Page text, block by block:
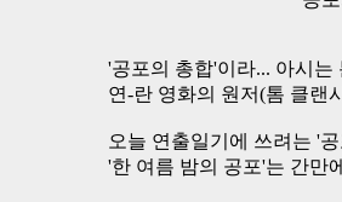
'공포의 총합'이라... 아시는
연-란 영화의 원저(톰 클랜
오늘 연출일기에 쓰려는 '
'한 여름 밤의 공포'는 간만